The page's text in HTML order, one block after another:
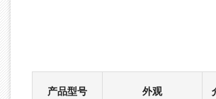
产品型号 外观